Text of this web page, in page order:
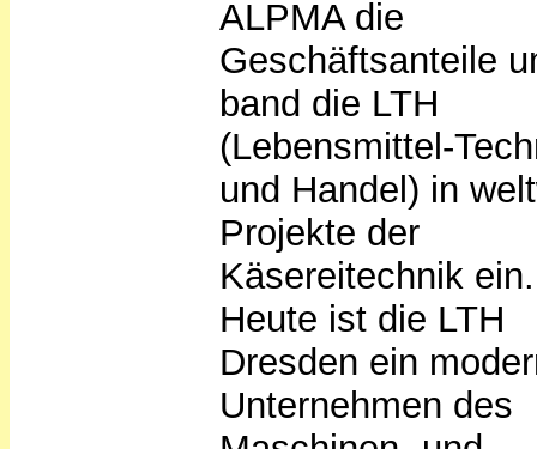
ALPMA die
Geschäftsanteile
band die LTH
(Lebensmittel-
und Handel) in
Projekte der
Käsereitechnik ein.
Heute ist die LTH
Dresden ein
Unternehmen des